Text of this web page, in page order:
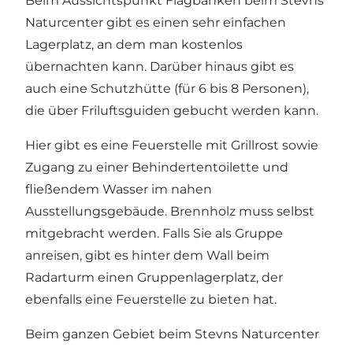
Naturcenter gibt es einen sehr einfachen
Lagerplatz, an dem man kostenlos
übernachten kann. Darüber hinaus gibt es
auch eine Schutzhütte (für 6 bis 8 Personen),
die über Friluftsguiden gebucht werden kann.
Hier gibt es eine Feuerstelle mit Grillrost sowie
Zugang zu einer Behindertentoilette und
fließendem Wasser im nahen
Ausstellungsgebäude. Brennholz muss selbst
mitgebracht werden. Falls Sie als Gruppe
anreisen, gibt es hinter dem Wall beim
Radarturm einen Gruppenlagerplatz, der
ebenfalls eine Feuerstelle zu bieten hat.
Beim ganzen Gebiet beim Stevns Naturcenter